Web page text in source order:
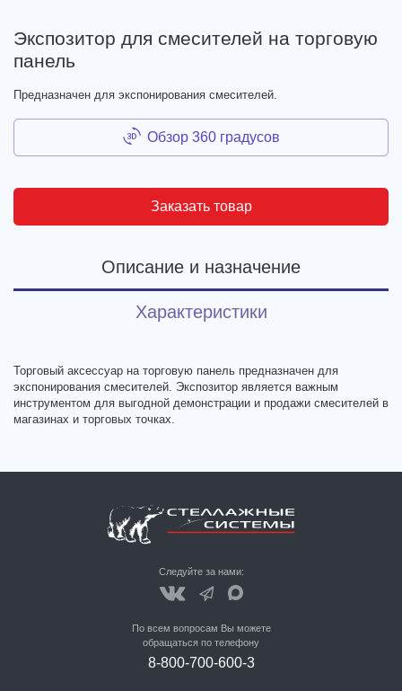
Экспозитор для смесителей на торговую
панель
Предназначен для экспонирования смесителей.
Обзор 360 градусов
Заказать товар
Описание и назначение
Характеристики
Торговый аксессуар на торговую панель предназначен для
экспонирования смесителей. Экспозитор является важным
инструментом для выгодной демонстрации и продажи смесителей в
магазинах и торговых точках.
Следуйте за нами:
По всем вопросам Вы можете
обращаться по телефону
8-800-700-600-3